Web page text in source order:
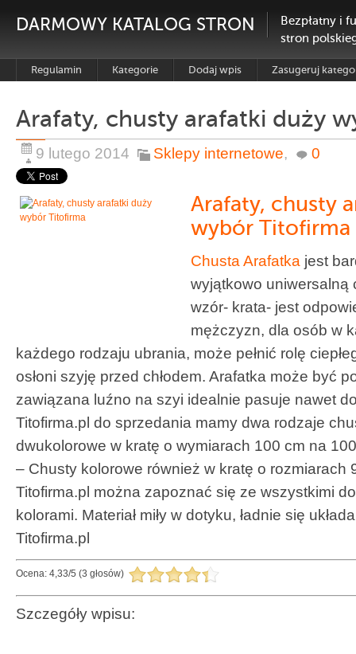
DARMOWY KATALOG STRON
Bezpłatny i
stron
Regulamin Kategorie Dodaj wpis Zasugeruj
Arafaty, chusty arafatki duży
9 lutego 2014 Sklepy internetowe, 0
Arafaty, chusty
wybór Titofirma
Chusta Arafatka jest
wyjątkowo uniwersalną
wzór- krata- jest
mężczyzn, dla osób w
każdego rodzaju ubrania, może pełnić rolę
osłoni szyję przed chłodem. Arafatka może być
zawiązana luźno na szyi idealnie pasuje nawet
Titofirma.pl do sprzedania mamy dwa rodzaje
dwukolorowe w kratę o wymiarach 100 cm na
– Chusty kolorowe również w kratę o rozmiarach
Titofirma.pl można zapoznać się ze wszystkimi
kolorami. Materiał miły w dotyku, ładnie się
Titofirma.pl
Ocena: 4,33/5 (3 głosów)
Szczegóły wpisu: